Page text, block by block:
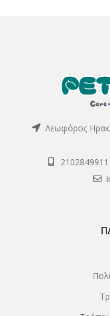
Λεωφόρος
2102849911